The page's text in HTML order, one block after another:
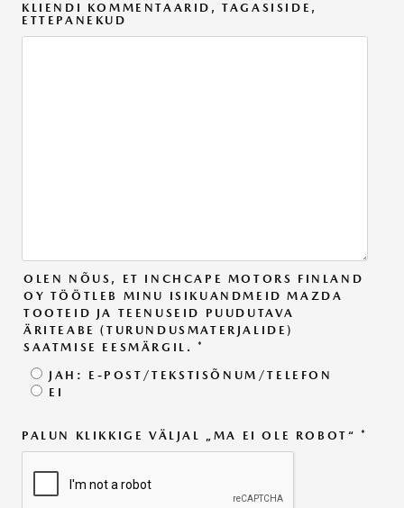
KLIENDI KOMMENTAARID, TAGASISIDE,
ETTEPANEKUD
OLEN NÕUS, ET INCHCAPE MOTORS FINLAND
OY TÖÖTLEB MINU ISIKUANDMEID MAZDA
TOOTEID JA TEENUSEID PUUDUTAVA
ÄRITEABE (TURUNDUSMATERJALIDE)
SAATMISE EESMÄRGIL. *
JAH: E-POST/TEKSTISÕNUM/TELEFON
EI
PALUN KLIKKIGE VÄLJAL „MA EI OLE ROBOT“ *